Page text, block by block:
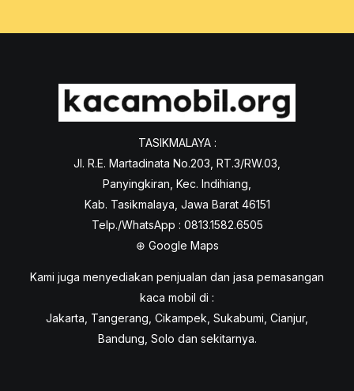
TASIKMALAYA :
Jl. R.E. Martadinata No.203, RT.3/RW.03,
Panyingkiran, Kec. Indihiang,
Kab. Tasikmalaya, Jawa Barat 46151
Telp./WhatsApp : 0813.1582.6505
⊕ Google Maps
Kami juga menyediakan penjualan dan jasa pemasangan
kaca mobil di :
Jakarta, Tangerang, Cikampek, Sukabumi, Cianjur,
Bandung, Solo dan sekitarnya.